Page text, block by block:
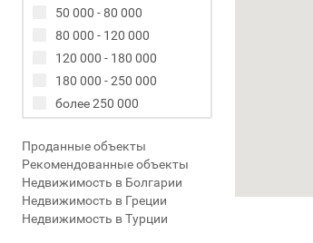
50 000 - 80 000
80 000 - 120 000
120 000 - 180 000
180 000 - 250 000
более 250 000
Проданные объекты
Рекомендованные объекты
Недвижимость в Болгарии
Недвижимость в Греции
Недвижимость в Турции